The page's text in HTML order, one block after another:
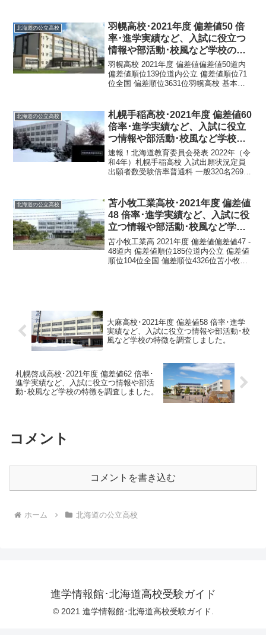
立札幌第一高等学校：普通科総合進学
コ...
北海道の公立高校
羽幌高校･2021年度 偏差値50 倍
率･進学実績など、入試に役立つ
情報や部活動･校風など学校の特
徴を調査しました。
羽幌高校 2021年度 偏差値偏差値50道内
偏差値順位139位道内公立 偏差値順位71
位全国 偏差順位3631位羽幌高校 基本情
番号0164-62-1050...
北海道の公立高校
札幌手稲高校･2021年度 偏差値60
倍率･進学実績など、入試に役立
つ情報や部活動･校風など学校の
特徴を調査しました。
速報！北海道教育委員会発表 2022年（令
和4年）札幌手稲高校 入試出願状況定員
出願者数受験倍率普通科 一般320名269名
稲高校は札幌市手稲区手稲...
北海道の公立高校
苫小牧工業高校･2021年度 偏差値
48 倍率･進学実績など、入試に役
立つ情報や部活動･校風など学校
の特徴を調査しました。
苫小牧工業高 2021年度 偏差値偏差値47 -
48道内 偏差値順位185位道内公立 偏差値
順位104位全国 偏差順位4326位苫小牧工
大麻高校･2021年度 偏差値58 倍率･進学
実績など、入試に役立つ情報や部活動･校
風など学校の特徴を調査しました。
札幌啓成高校･2021年度 偏差値62 倍率･
進学実績など、入試に役立つ情報や部活
動･校風など学校の特徴を調査しました。
コメント
コメントを書き込む
ホーム 北海道の公立高校
進学情報館･北海道高校受験ガイド
© 2021 進学情報館･北海道高校受験ガイド.